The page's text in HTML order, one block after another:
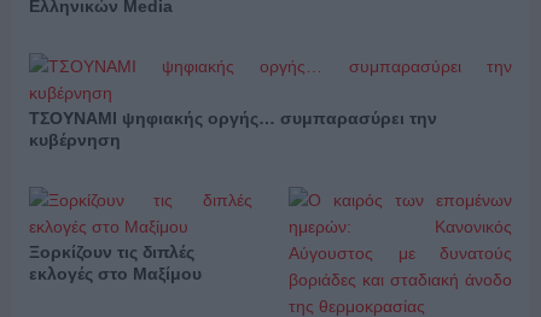
Ελληνικών Media
ΤΣΟΥΝΑΜΙ ψηφιακής οργής… συμπαρασύρει την
κυβέρνηση
Ξορκίζουν τις διπλές
εκλογές στο Μαξίμου